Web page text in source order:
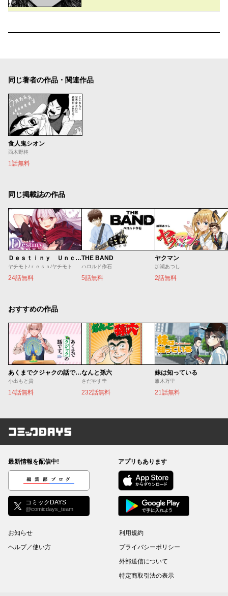
同じ著者の作品・関連作品
食人鬼シオン
西木野柊
1話無料
同じ掲載誌の作品
Ｄｅｓｔｉｎｙ Ｕｎｃｈａｉｎ Ｏｎｌｉｎｅ 吸血鬼少女となって、やがて『赤の魔王』と呼ばれるようになりました
ヤチモト/ｒｅｓｎ/ヤチモト
24話無料
THE BAND
ハロルド作石
5話無料
ヤクマン
加瀬あつし
2話無料
おすすめの作品
あくまでクジャクの話です。
小出もと貴
14話無料
なんと孫六
さだやす圭
232話無料
妹は知っている
雁木万里
21話無料
コミックDAYS
最新情報を配信中!
編集部ブログ
コミックDAYS
@comicdays_team
アプリもあります
お知らせ
ヘルプ／使い方
利用規約
プライバシーポリシー
外部送信について
特定商取引法の表示